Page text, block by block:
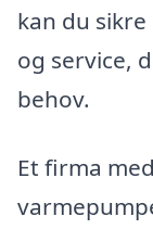
kan du
og service,
behov.
Et firma